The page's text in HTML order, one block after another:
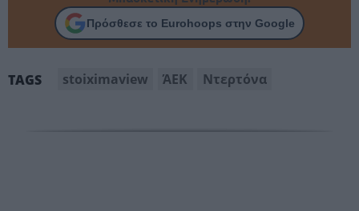
Πρόσθεσε το Eurohoops στην Google
TAGS stoiximaview ΆΕΚ Ντερτόνα